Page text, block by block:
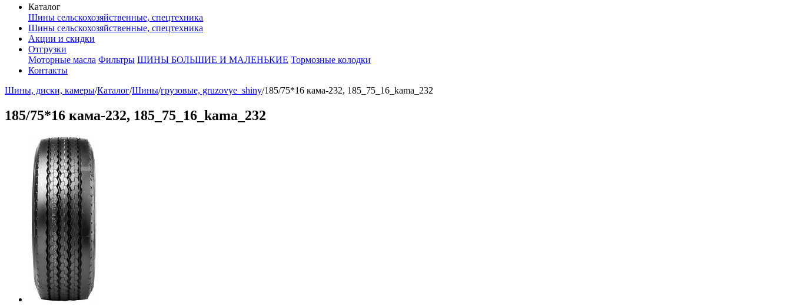
Каталог
Шины сельскохозяйственные, спецтехника
Шины сельскохозяйственные, спецтехника
Акции и скидки
Отгрузки
Моторные масла Фильтры ШИНЫ БОЛЬШИЕ И МАЛЕНЬКИЕ Тормозные колодки
Контакты
Шины, диски, камеры/Каталог/Шины/грузовые, gruzovye_shiny/185/75*16 кама-232, 185_75_16_kama_232
185/75*16 кама-232, 185_75_16_kama_232